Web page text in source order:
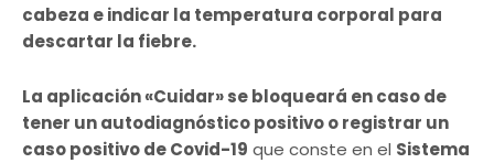
cabeza e indicar la temperatura corporal para
descartar la fiebre.
La aplicación «Cuidar» se bloqueará en caso de
tener un autodiagnóstico positivo o registrar un
caso positivo de Covid-19 que conste en el Sistema